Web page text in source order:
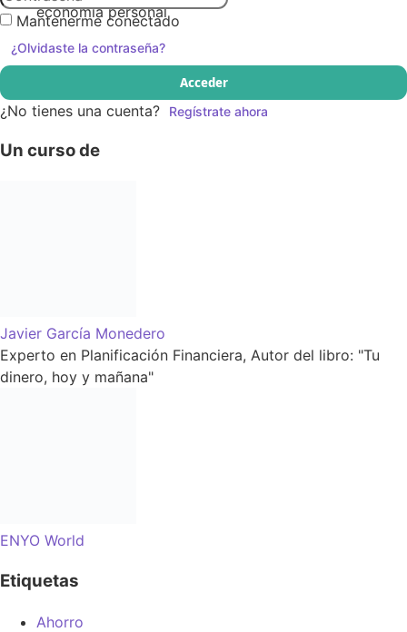
economía personal
Mantenerme conectado
¿Olvidaste la contraseña?
Acceder
¿No tienes una cuenta? Regístrate ahora
Un curso de
Javier García Monedero
Experto en Planificación Financiera, Autor del libro: "Tu
dinero, hoy y mañana"
ENYO World
Etiquetas
Ahorro